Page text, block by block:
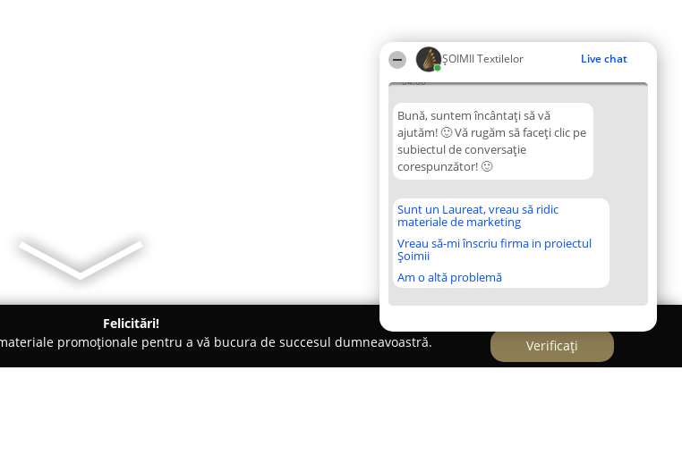
ȘOIMII Textilelor Live chat
04:08
Bună, suntem încântați să vă
ajutăm! 🙂 Vă rugăm să faceți clic pe
subiectul de conversație
corespunzător! 🙂
Sunt un Laureat, vreau să ridic
materiale de marketing
Vreau să-mi înscriu firma in proiectul
Șoimii
Am o altă problemă
Felicitări!
promoționale pentru a vă bucura de succesul dumneavoastră.
Verificați